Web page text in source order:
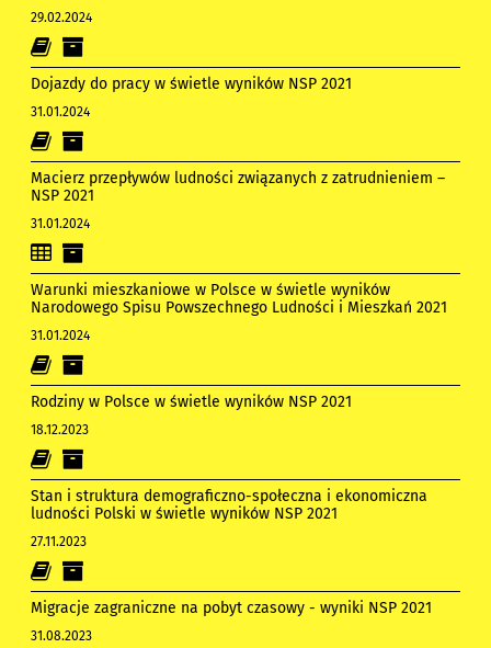
29.02.2024
Dojazdy do pracy w świetle wyników NSP 2021
31.01.2024
Macierz przepływów ludności związanych z zatrudnieniem –
NSP 2021
31.01.2024
Warunki mieszkaniowe w Polsce w świetle wyników
Narodowego Spisu Powszechnego Ludności i Mieszkań 2021
31.01.2024
Rodziny w Polsce w świetle wyników NSP 2021
18.12.2023
Stan i struktura demograficzno-społeczna i ekonomiczna
ludności Polski w świetle wyników NSP 2021
27.11.2023
Migracje zagraniczne na pobyt czasowy - wyniki NSP 2021
31.08.2023